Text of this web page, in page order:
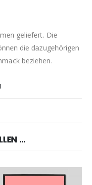
geliefert. Die
die dazugehörigen
beziehen.
…